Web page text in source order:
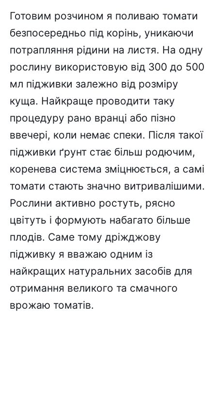
Готовим розчином я поливаю томати
безпосередньо під корінь, уникаючи
потрапляння рідини на листя. На одну
рослину використовую від 300 до 500
мл підживки залежно від розміру
куща. Найкраще проводити таку
процедуру рано вранці або пізно
ввечері, коли немає спеки. Після такої
підживки ґрунт стає більш родючим,
коренева система зміцнюється, а самі
томати стають значно витривалішими.
Рослини активно ростуть, рясно
цвітуть і формують набагато більше
плодів. Саме тому дріжджову
підживку я вважаю одним із
найкращих натуральних засобів для
отримання великого та смачного
врожаю томатів.